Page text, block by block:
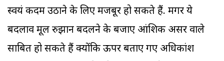
स्वयं कदम उठाने के लिए मजबूर हो सकते हैं. मगर ये
बदलाव मूल रुझान बदलने के बजाए आंशिक असर वाले
साबित हो सकते हैं क्योंकि ऊपर बताए गए अधिकांश